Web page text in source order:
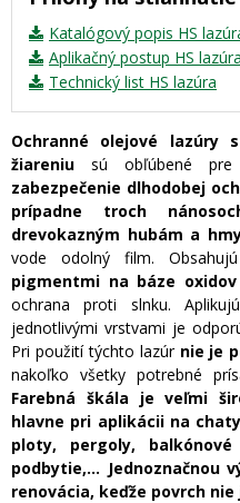
Katalógový popis HS
Aplikačný postup HS lazúra
Technický list HS lazúra
Ochranné olejové lazúry
žiareniu sú obľúbené pre
zabezpečenie dlhodobej
prípadne troch
drevokazným hubám a
vode odolný film.
pigmentmi na báze oxidov
ochrana proti slnku.
jednotlivými vrstvami je
Pri použití týchto lazúr nie je
nakoľko všetky potrebné
Farebná škála je veľmi
hlavne pri aplikácii na
ploty, pergoly,
podbytie,... Jednoznačnou
renovácia, keďže povrch